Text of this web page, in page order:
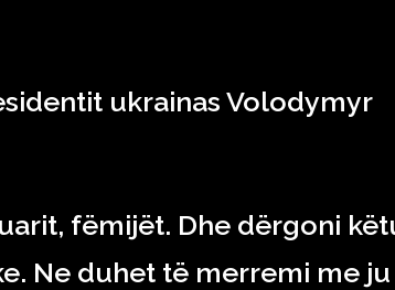
ukrainas Volodymyr
fëmijët. Dhe dërgoni
Ne duhet të merremi me ju